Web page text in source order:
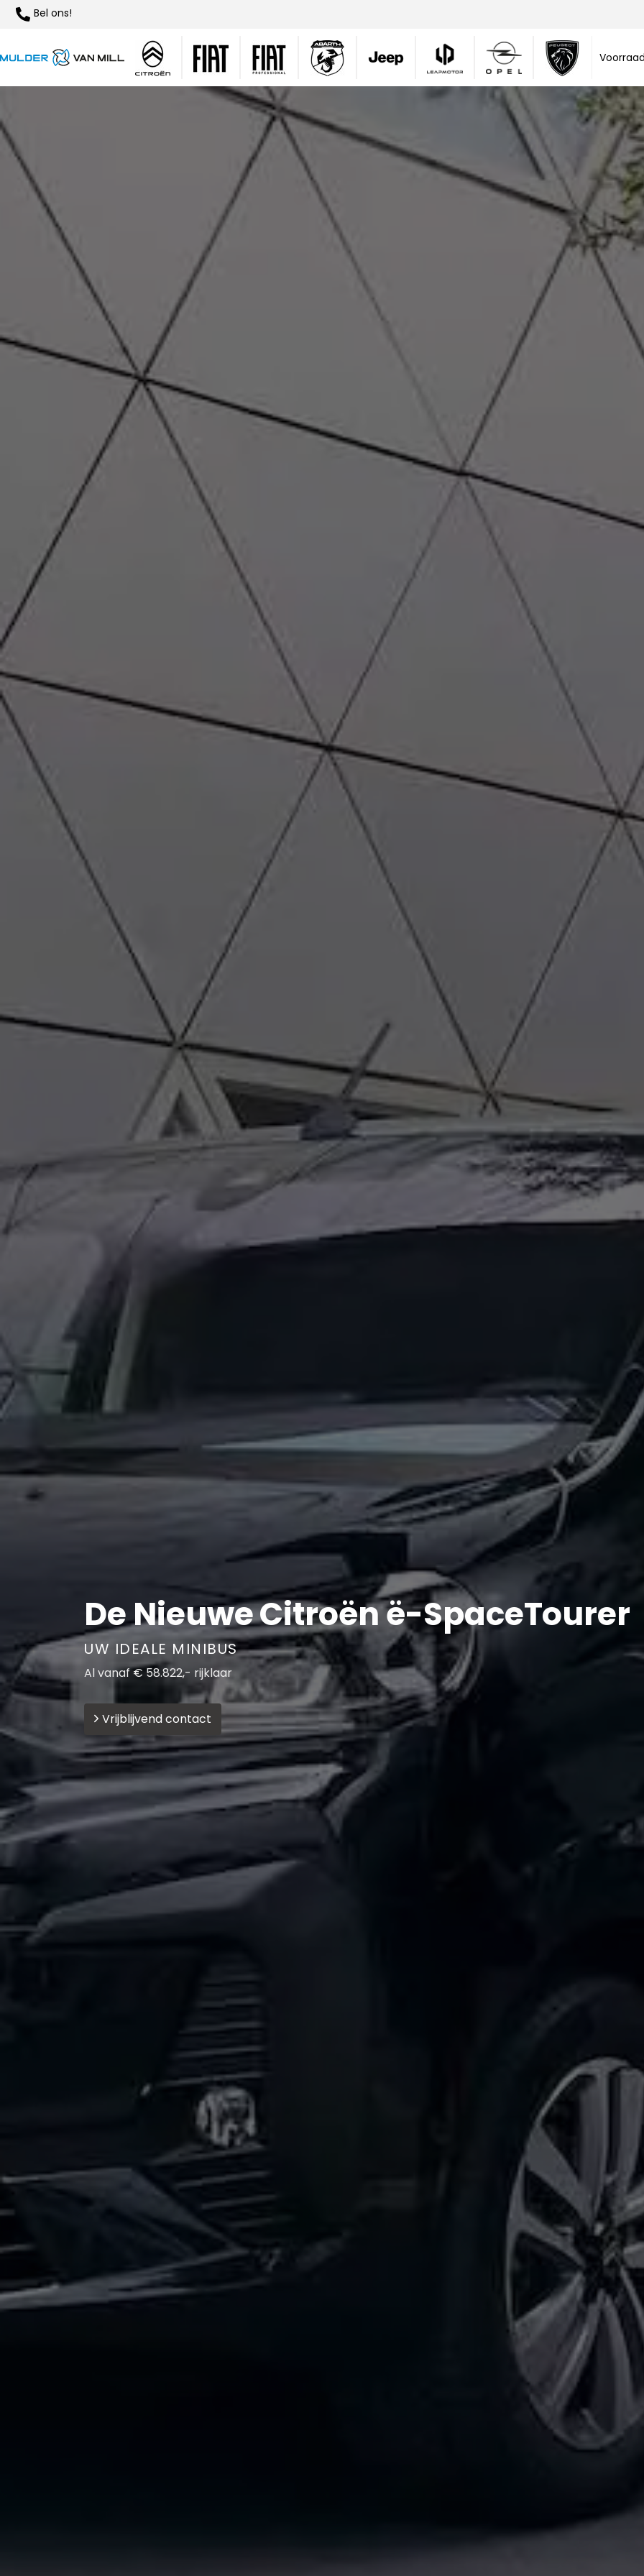
Bel ons!
De Nieuwe Citroën ë-SpaceTourer
UW IDEALE MINIBUS
Al vanaf € 58.822,- rijklaar
Vrijblijvend contact